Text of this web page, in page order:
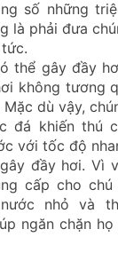
số những
là phải đưa
thể gây đầy
không tương
dù vậy,
đá khiến thú
với tốc độ
đầy hơi. Vì
cấp cho chú
nhỏ và
ngăn chặn họ